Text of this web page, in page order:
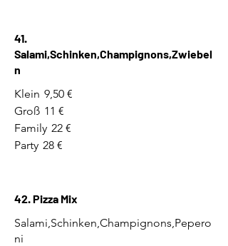
41.
Salami,Schinken,Champignons,Zwiebel
n
Klein 9,50 €
Groß 11 €
Family 22 €
Party 28 €
42. Pizza Mix
Salami,Schinken,Champignons,Pepero
ni